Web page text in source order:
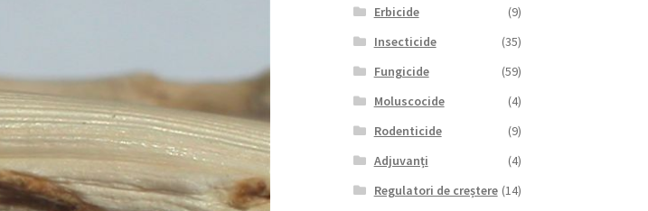
Erbicide
(9)
Insecticide
(35)
Fungicide
(59)
Moluscocide
(4)
Rodenticide
(9)
Adjuvanți
(4)
Regulatori de creștere (14)